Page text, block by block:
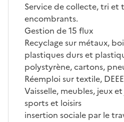
Service de collecte, tri et
encombrants.
Gestion de 15 flux
Recyclage sur métaux,
plastiques durs et
polystyrène, cartons,
Réemploi sur textile,
Vaisselle, meubles, jeux
sports et loisirs
insertion sociale par le